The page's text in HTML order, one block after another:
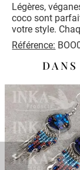
Légères,
coco sont
votre style.
Référence: